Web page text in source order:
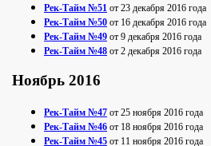
Рек-Тайм №51 от 23 декабря 2016 года
Рек-Тайм №50 от 16 декабря 2016 года
Рек-Тайм №49 от 9 декабря 2016 года
Рек-Тайм №48 от 2 декабря 2016 года
Ноябрь 2016
Рек-Тайм №47 от 25 ноября 2016 года
Рек-Тайм №46 от 18 ноября 2016 года
Рек-Тайм №45 от 11 ноября 2016 года